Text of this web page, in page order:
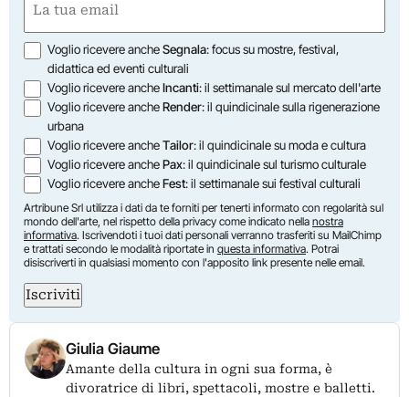
(Required)
Opzioni
Voglio ricevere ancheSegnala: focus su mostre, festival,
didattica ed eventi culturali
Voglio ricevere ancheIncanti: il settimanale sul mercato dell'arte
Voglio ricevere ancheRender: il quindicinale sulla rigenerazione
urbana
Voglio ricevere ancheTailor: il quindicinale su moda e cultura
Voglio ricevere anchePax: il quindicinale sul turismo culturale
Voglio ricevere ancheFest: il settimanale sui festival culturali
Artribune Srl utilizza i dati da te forniti per tenerti informato con regolarità sul
mondo dell'arte, nel rispetto della privacy come indicato nella nostra
informativa. Iscrivendoti i tuoi dati personali verranno trasferiti su MailChimp
e trattati secondo le modalità riportate in questa informativa. Potrai
disiscriverti in qualsiasi momento con l'apposito link presente nelle email.
Iscriviti
Giulia Giaume
Amante della cultura in ogni sua forma, è
divoratrice di libri, spettacoli, mostre e balletti.